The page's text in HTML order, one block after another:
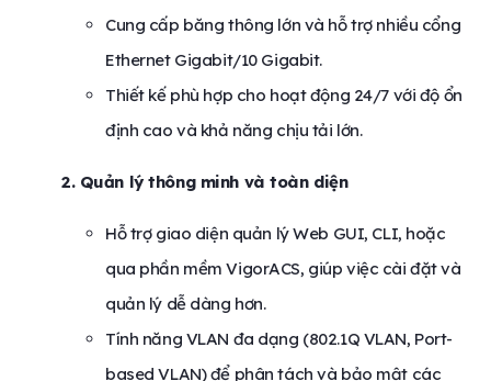
Cung cấp băng thông lớn và hỗ trợ nhiều cổng
Ethernet Gigabit/10 Gigabit.
Thiết kế phù hợp cho hoạt động 24/7 với độ ổn
định cao và khả năng chịu tải lớn.
2. Quản lý thông minh và toàn diện
Hỗ trợ giao diện quản lý Web GUI, CLI, hoặc
qua phần mềm VigorACS, giúp việc cài đặt và
quản lý dễ dàng hơn.
Tính năng VLAN đa dạng (802.1Q VLAN, Port-
based VLAN) để phân tách và bảo mật các